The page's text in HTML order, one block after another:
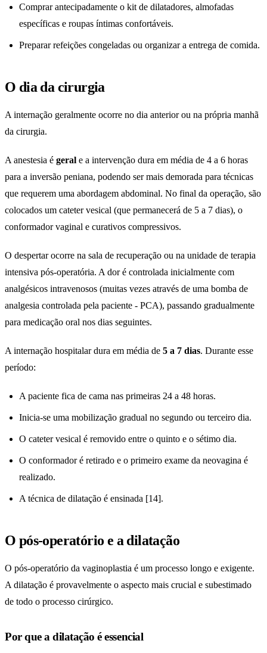
Comprar antecipadamente o kit de dilatadores, almofadas
específicas e roupas íntimas confortáveis.
Preparar refeições congeladas ou organizar a entrega de comida.
O dia da cirurgia
A internação geralmente ocorre no dia anterior ou na própria manhã
da cirurgia.
A anestesia é geral e a intervenção dura em média de 4 a 6 horas
para a inversão peniana, podendo ser mais demorada para técnicas
que requerem uma abordagem abdominal. No final da operação, são
colocados um cateter vesical (que permanecerá de 5 a 7 dias), o
conformador vaginal e curativos compressivos.
O despertar ocorre na sala de recuperação ou na unidade de terapia
intensiva pós-operatória. A dor é controlada inicialmente com
analgésicos intravenosos (muitas vezes através de uma bomba de
analgesia controlada pela paciente - PCA), passando gradualmente
para medicação oral nos dias seguintes.
A internação hospitalar dura em média de 5 a 7 dias. Durante esse
período:
A paciente fica de cama nas primeiras 24 a 48 horas.
Inicia-se uma mobilização gradual no segundo ou terceiro dia.
O cateter vesical é removido entre o quinto e o sétimo dia.
O conformador é retirado e o primeiro exame da neovagina é
realizado.
A técnica de dilatação é ensinada [14].
O pós-operatório e a dilatação
O pós-operatório da vaginoplastia é um processo longo e exigente.
A dilatação é provavelmente o aspecto mais crucial e subestimado
de todo o processo cirúrgico.
Por que a dilatação é essencial